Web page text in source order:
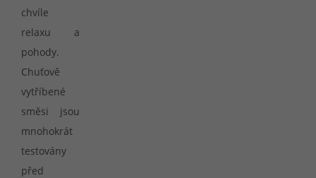
chvíle
relaxu a
pohody.
Chuťově
vytříbené
směsi jsou
mnohokrát
testovány
před